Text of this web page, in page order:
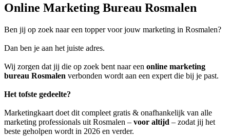
Online Marketing Bureau Rosmalen
Ben jij op zoek naar een topper voor jouw marketing in Rosmalen?
Dan ben je aan het juiste adres.
Wij zorgen dat jij die op zoek bent naar een online marketing
bureau Rosmalen verbonden wordt aan een expert die bij je past.
Het tofste gedeelte?
Marketingkaart doet dit compleet gratis & onafhankelijk van alle
marketing professionals uit Rosmalen – voor altijd – zodat jij het
beste geholpen wordt in 2026 en verder.